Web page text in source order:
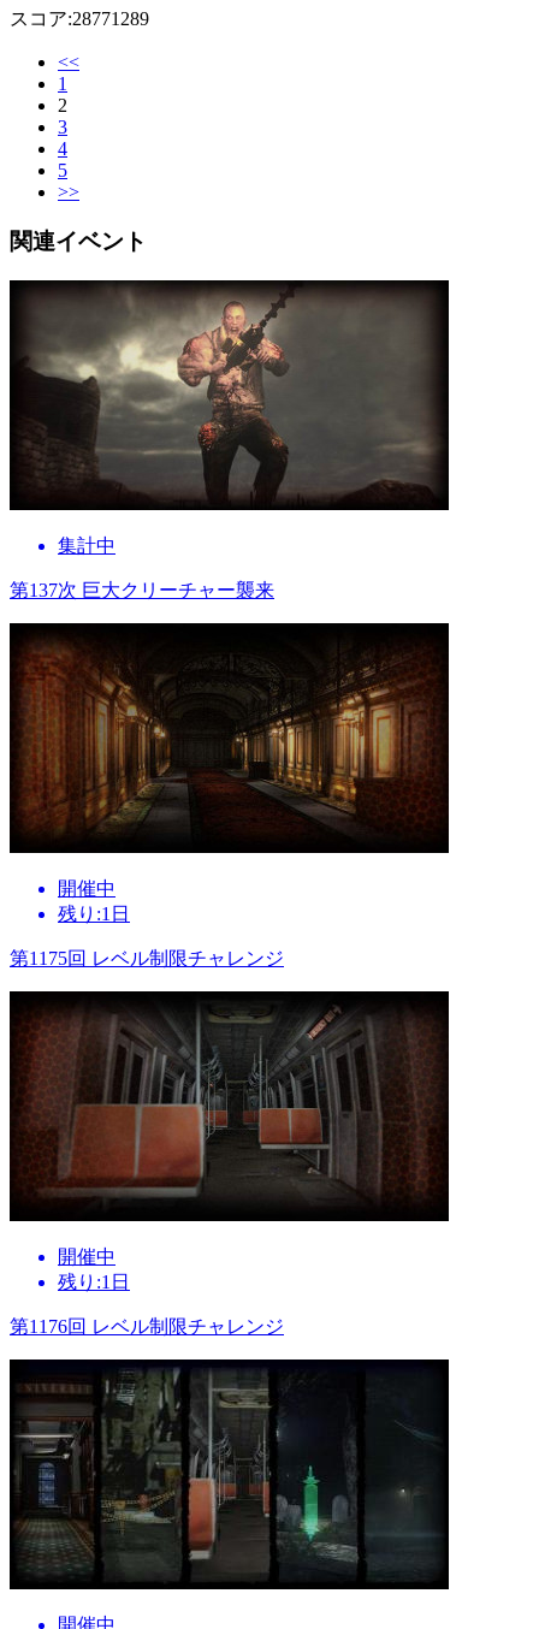
スコア:28771289
<<
1
2
3
4
5
>>
関連イベント
集計中
第137次 巨大クリーチャー襲来
開催中
残り:1日
第1175回 レベル制限チャレンジ
開催中
残り:1日
第1176回 レベル制限チャレンジ
開催中